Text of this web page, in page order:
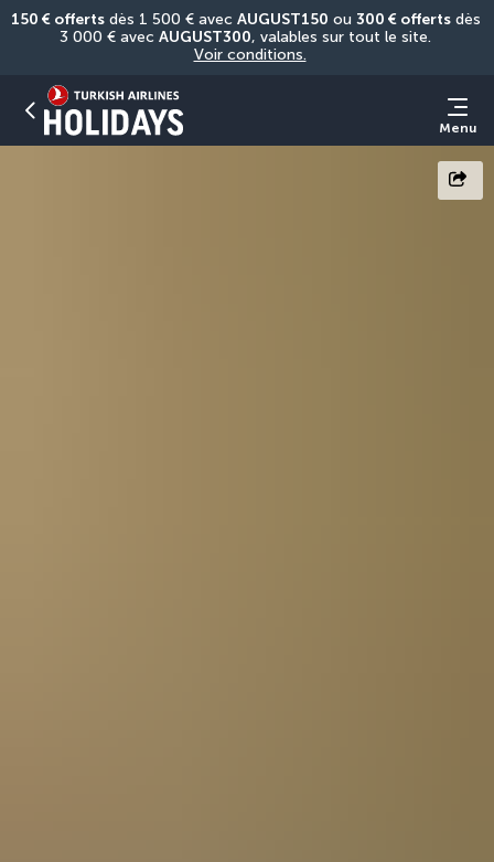
150 € offerts dès 1 500 € avec AUGUST150 ou 300 € offerts dès
3 000 € avec AUGUST300
Voir conditions.
Menu